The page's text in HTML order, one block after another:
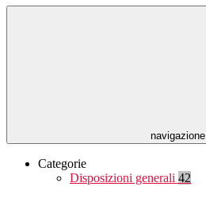
navigazione
Categorie
Disposizioni generali 42